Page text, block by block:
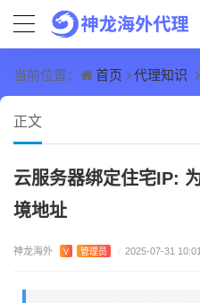
当前位置： 首页 代理知识
正文
云服务器绑定住宅IP:
境地址
神龙海外 V 管理员 / 2025-07-31